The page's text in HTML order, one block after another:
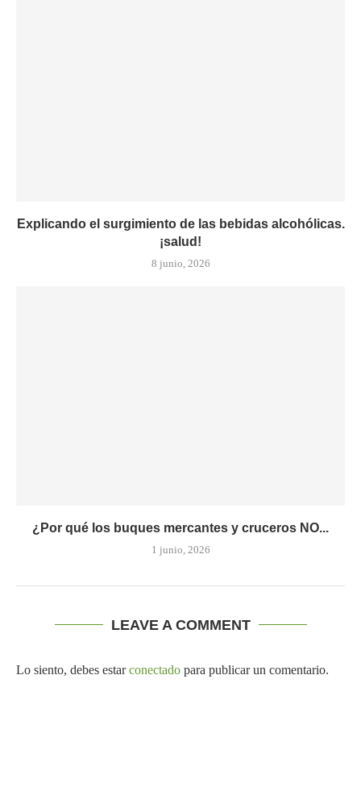
Explicando el surgimiento de las bebidas alcohólicas.
¡salud!
8 junio, 2026
¿Por qué los buques mercantes y cruceros NO...
1 junio, 2026
LEAVE A COMMENT
Lo siento, debes estarconectado para publicar un comentario.